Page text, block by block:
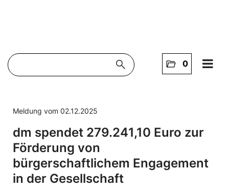
search folder_open 0
Barmherzige Brüder Salzburg
Bring!
dm drogerie markt
Meldung vom 02.12.2025
dm spendet 279.241,10 Euro zur
Förderung von
bürgerschaftlichem Engagement
in der Gesellschaft